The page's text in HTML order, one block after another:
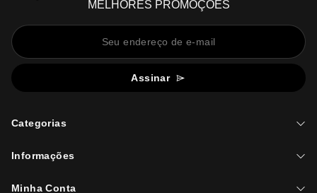
MELHORES PROMOÇÕES
Assinar
Categorias
Informações
Minha Conta